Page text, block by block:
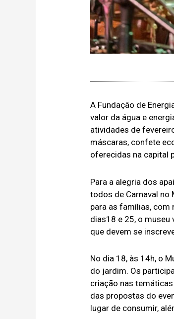
A Fundação de
valor da água e
atividades de
máscaras, confete
oferecidas na capital
Para a alegria dos
todos de Carnaval no
para as famílias, com
dias18 e 25, o
que devem se
No dia 18, às 14h, o
do jardim. Os
criação nas
das propostas do
lugar de consumir,